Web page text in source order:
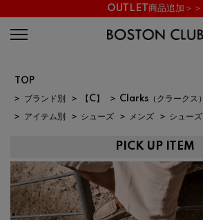
OUTLET商品追加＞＞
TOP
> ブランド別 > 【C】 > Clarks（クラークス）
> アイテム別 > シューズ > メンズ > シューズ
PICK UP ITEM